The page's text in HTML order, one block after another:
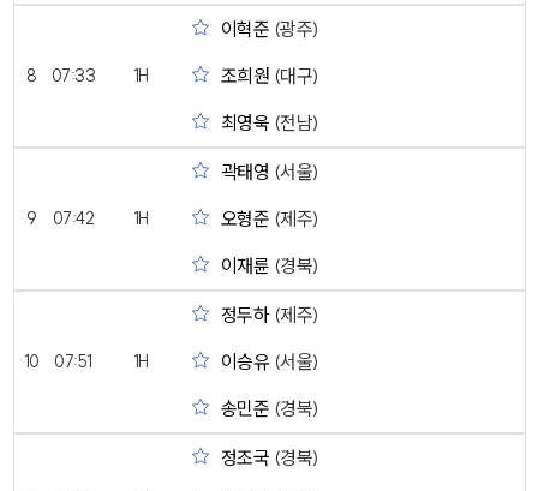
8 07:33 1H
이혁준 (광주)
조희원 (대구)
최영욱 (전남)
9 07:42 1H
곽태영 (서울)
오형준 (제주)
이재륜 (경북)
10 07:51 1H
정두하(제주)
이승유(서울)
송민준 (경북)
정조국 (경북)